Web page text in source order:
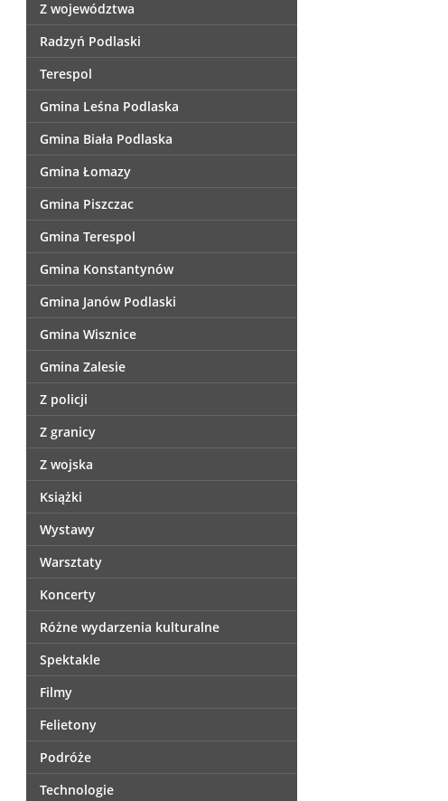
Z województwa
Radzyń Podlaski
Terespol
Gmina Leśna Podlaska
Gmina Biała Podlaska
Gmina Łomazy
Gmina Piszczac
Gmina Terespol
Gmina Konstantynów
Gmina Janów Podlaski
Gmina Wisznice
Gmina Zalesie
Z policji
Z granicy
Z wojska
Książki
Wystawy
Warsztaty
Koncerty
Różne wydarzenia kulturalne
Spektakle
Filmy
Felietony
Podróże
Technologie